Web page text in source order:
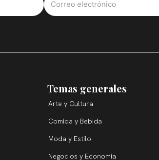
Temas generales
Arte y Cultura
Comida y Bebida
Moda y Estilo
Negocios y Economia